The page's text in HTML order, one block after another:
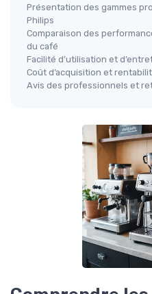
Présentation des gammes
Philips
Comparaison des
du café
Facilité d’utilisation et
Coût d’acquisition et
Avis des professionnels et